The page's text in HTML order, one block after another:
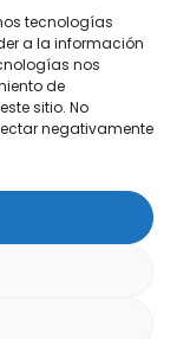
tecnologías
a la información
nos
de
sitio. No
negativamente